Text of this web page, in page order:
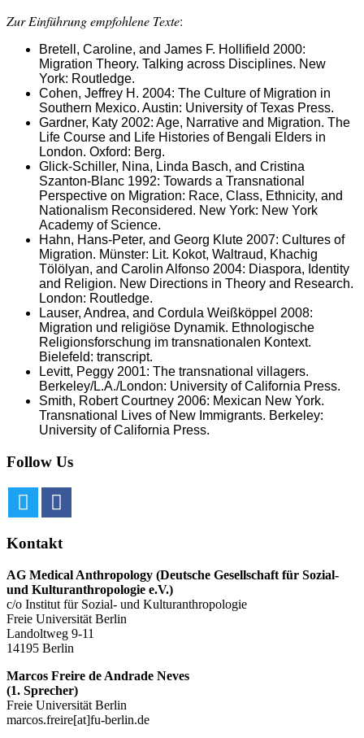
Zur Einführung empfohlene Texte:
Bretell, Caroline, and James F. Hollifield 2000:
Migration Theory. Talking across Disciplines. New
York: Routledge.
Cohen, Jeffrey H. 2004: The Culture of Migration in
Southern Mexico. Austin: University of Texas Press.
Gardner, Katy 2002: Age, Narrative and Migration. The
Life Course and Life Histories of Bengali Elders in
London. Oxford: Berg.
Glick-Schiller, Nina, Linda Basch, and Cristina
Szanton-Blanc 1992: Towards a Transnational
Perspective on Migration: Race, Class, Ethnicity, and
Nationalism Reconsidered. New York: New York
Academy of Science.
Hahn, Hans-Peter, and Georg Klute 2007: Cultures of
Migration. Münster: Lit. Kokot, Waltraud, Khachig
Tölölyan, and Carolin Alfonso 2004: Diaspora, Identity
and Religion. New Directions in Theory and Research.
London: Routledge.
Lauser, Andrea, and Cordula Weißköppel 2008:
Migration und religiöse Dynamik. Ethnologische
Religionsforschung im transnationalen Kontext.
Bielefeld: transcript.
Levitt, Peggy 2001: The transnational villagers.
Berkeley/L.A./London: University of California Press.
Smith, Robert Courtney 2006: Mexican New York.
Transnational Lives of New Immigrants. Berkeley:
University of California Press.
Follow Us
Kontakt
AG Medical Anthropology (Deutsche Gesellschaft für Sozial-
und Kulturanthropologie e.V.)
c/o Institut für Sozial- und Kulturanthropologie
Freie Universität Berlin
Landoltweg 9-11
14195 Berlin
Marcos Freire de Andrade Neves
(1. Sprecher)
Freie Universität Berlin
marcos.freire[at]fu-berlin.de